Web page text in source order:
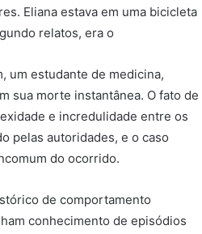
Eliana estava em uma bicicleta
relatos, era o
um estudante de medicina,
sua morte instantânea. O fato de
e incredulidade entre os
pelas autoridades, e o caso
do ocorrido.
de comportamento
conhecimento de episódios